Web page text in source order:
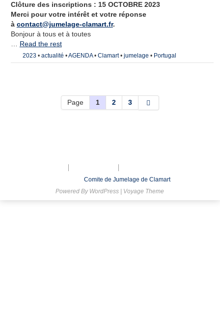
Clôture des inscriptions : 15 OCTOBRE 2023
Merci pour votre intérêt et votre réponse
à contact@jumelage-clamart.fr.
Bonjour à tous et à toutes
… Read the rest
2023• actualité •AGENDA• Clamart• jumelage • Portugal
Page 1 2 3
Comite de Jumelage de Clamart
Powered By WordPress Voyage Theme